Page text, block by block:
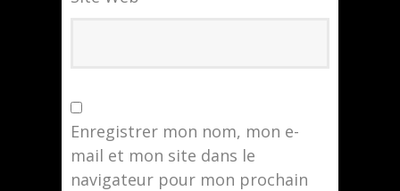
Enregistrer mon nom, mon e-
mail et mon site dans le
navigateur pour mon prochain